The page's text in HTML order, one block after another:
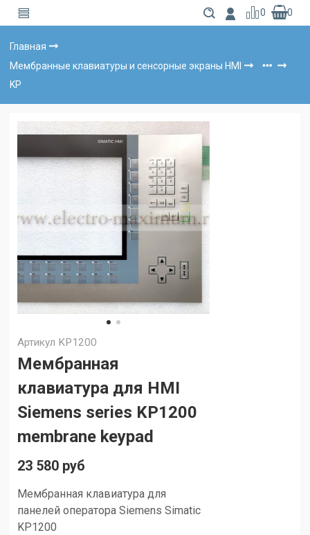
0 0
Главная
Мембранные клавиатуры и сенсорные экраны HMI
KP
Артикул KP1200
Мембранная
клавиатура для HMI
Siemens series KP1200
membrane keypad
23 580 руб
Мембранная клавиатура для
панелей оператора SiemensSimatic
KP1200